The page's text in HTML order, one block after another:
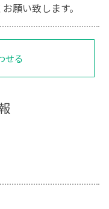
願い致します。
せる